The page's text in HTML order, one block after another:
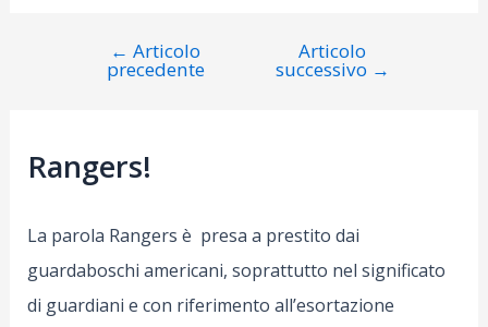
Navigazione
articoli
← Articolo
precedente
Articolo
successivo →
Rangers!
La parola Rangers è presa a prestito dai
guardaboschi americani, soprattutto nel significato
di guardiani e con riferimento all’esortazione